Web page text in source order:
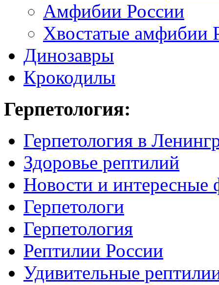
Амфибии России
Хвостатые амфибии
Динозавры
Крокодилы
Герпетология:
Герпетология в
Здоровье рептилий
Новости и интересные
Герпетологи
Герпетология
Рептилии России
Удивительные